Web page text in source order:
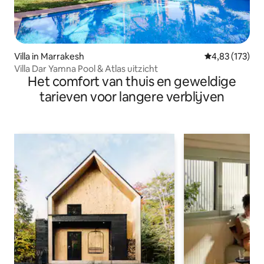
Villa in Marrakesh Gemiddelde
4,83 (173)
Villa Dar Yamna Pool & Atlas uitzicht
Het comfort van thuis en geweldige
tarieven voor langere verblijven